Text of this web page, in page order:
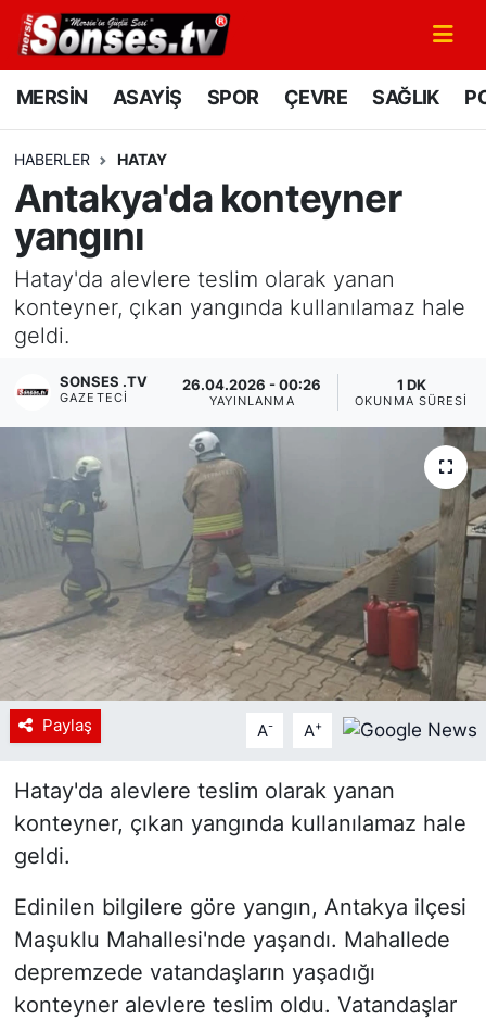
MERSİN ASAYİŞ SPOR ÇEVRE SAĞLIK
HABERLER HATAY
Antakya'da konteyner
yangını
Hatay'da alevlere teslim olarak yanan
konteyner, çıkan yangında kullanılamaz hale
geldi.
SONSES .TV
GAZETECI
26.04.2026 - 00:26
YAYINLANMA
1 DK
OKUNMA SÜRESI
Paylaş A- A+
Hatay'da alevlere teslim olarak yanan
konteyner, çıkan yangında kullanılamaz hale
geldi.
Edinilen bilgilere göre yangın, Antakya ilçesi
Maşuklu Mahallesi'nde yaşandı. Mahallede
depremzede vatandaşların yaşadığı
konteyner alevlere teslim oldu. Vatandaşlar
MERSİN
SPOR
GÜNÜN MANŞETİ
DÜNYA
SAĞLIK
Siyaset
YEREL HABER
Haberde insan
Tanıtım
Mersin Nöbetçi Eczaneler
Mersin Namaz Vakitleri
Mersin Trafik Yoğunluk Haritası
Süper Lig Puan Durumu ve Fikstür
Haber Arşivi